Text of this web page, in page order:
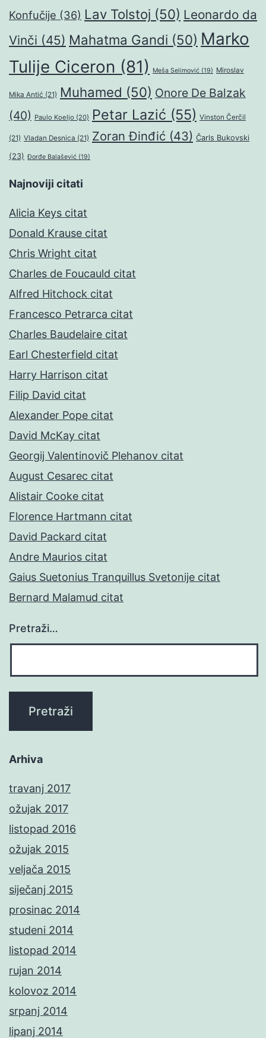
Konfučije (36) Lav Tolstoj (50) Leonardo da
Vinči (45) Mahatma Gandi (50) Marko
Tulije Ciceron (81) Meša Selimović (19) Miroslav
Mika Antić (21) Muhamed (50) Onore De Balzak
(40) Paulo Koeljo (20) Petar Lazić (55) Vinston Čerčil
(21) Vladan Desnica (21) Zoran Đinđić (43) Čarls Bukovski
(23) Đorđe Balašević (19)
Najnoviji citati
Alicia Keys citat
Donald Krause citat
Chris Wright citat
Charles de Foucauld citat
Alfred Hitchock citat
Francesco Petrarca citat
Charles Baudelaire citat
Earl Chesterfield citat
Harry Harrison citat
Filip David citat
Alexander Pope citat
David McKay citat
Georgij Valentinovič Plehanov citat
August Cesarec citat
Alistair Cooke citat
Florence Hartmann citat
David Packard citat
Andre Maurios citat
Gaius Suetonius Tranquillus Svetonije citat
Bernard Malamud citat
Pretraži…
Arhiva
travanj 2017
ožujak 2017
listopad 2016
ožujak 2015
veljača 2015
siječanj 2015
prosinac 2014
studeni 2014
listopad 2014
rujan 2014
kolovoz 2014
srpanj 2014
lipanj 2014